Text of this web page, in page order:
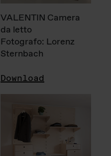
VALENTIN Camera
da letto
Fotografo: Lorenz
Sternbach
Download